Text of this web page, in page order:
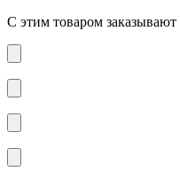
С этим товаром заказывают